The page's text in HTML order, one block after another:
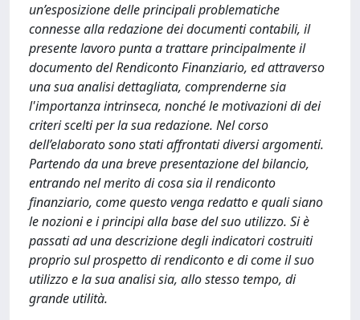
un’esposizione delle principali problematiche
connesse alla redazione dei documenti contabili, il
presente lavoro punta a trattare principalmente il
documento del Rendiconto Finanziario, ed attraverso
una sua analisi dettagliata, comprenderne sia
l'importanza intrinseca, nonché le motivazioni di dei
criteri scelti per la sua redazione. Nel corso
dell’elaborato sono stati affrontati diversi argomenti.
Partendo da una breve presentazione del bilancio,
entrando nel merito di cosa sia il rendiconto
finanziario, come questo venga redatto e quali siano
le nozioni e i principi alla base del suo utilizzo. Si è
passati ad una descrizione degli indicatori costruiti
proprio sul prospetto di rendiconto e di come il suo
utilizzo e la sua analisi sia, allo stesso tempo, di
grande utilità.